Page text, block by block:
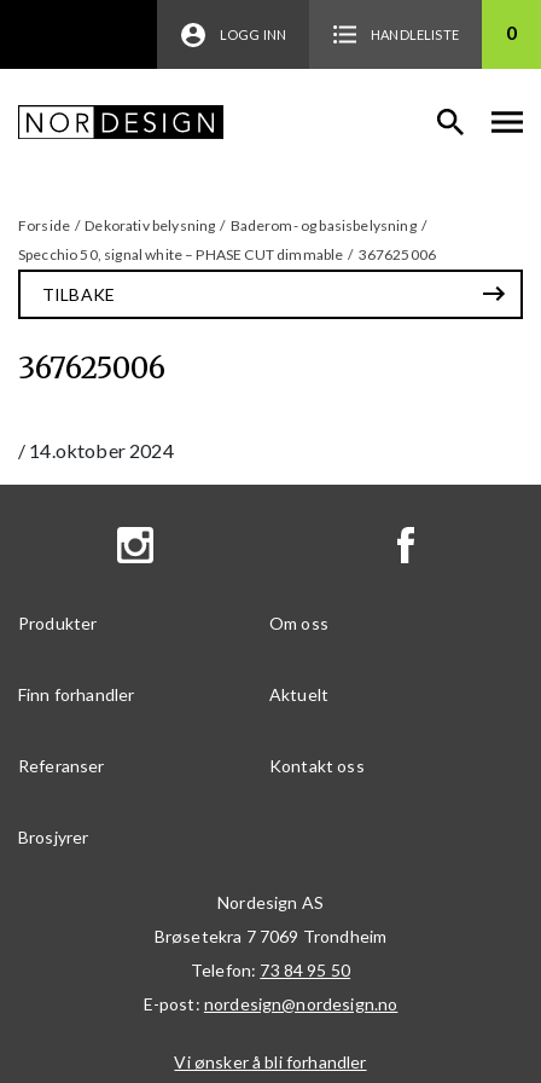
LOGG INN HANDLELISTE 0
Forside / Dekorativ belysning / Baderom- og basisbelysning /
Specchio 50, signal white – PHASE CUT dimmable / 367625006
TILBAKE
367625006
/ 14.oktober 2024
Produkter Om oss
Finn forhandler Aktuelt
Referanser Kontakt oss
Brosjyrer
Nordesign AS
Brøsetekra 7 7069 Trondheim
Telefon: 73 84 95 50
E-post: nordesign@nordesign.no
Vi ønsker å bli forhandler